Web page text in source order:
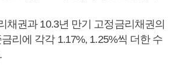
채권과 10.3년 만기 고정금리채권의
리에 각각 1.17%, 1.25%씩 더한 수